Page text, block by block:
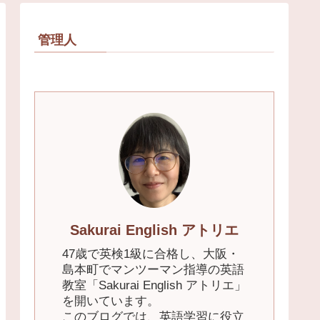
管理人
Sakurai English アトリエ
47歳で英検1級に合格し、大阪・
島本町でマンツーマン指導の英語
教室「Sakurai English アトリエ」
を開いています。
このブログでは、英語学習に役立